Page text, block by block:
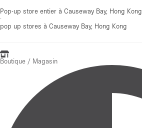
Pop-up store entier à Causeway Bay, Hong Kong
·
pop up stores à Causeway Bay, Hong Kong
Boutique / Magasin